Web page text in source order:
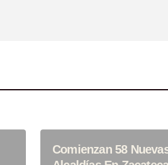
Comienzan 58